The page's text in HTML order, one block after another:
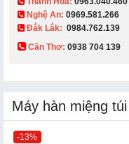
Nghệ An: 0969.581.266
Đắk Lắk: 0984.762.139
Cần Thơ: 0938 704 139​
Máy hàn miệng
-13%